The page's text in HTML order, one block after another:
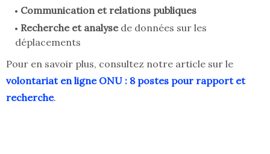
Communication et relations publiques
Recherche et analysede données sur les
déplacements
Pour en savoir plus, consultez notre article sur le
volontariat en ligne ONU : 8 postes pour rapport et
recherche.